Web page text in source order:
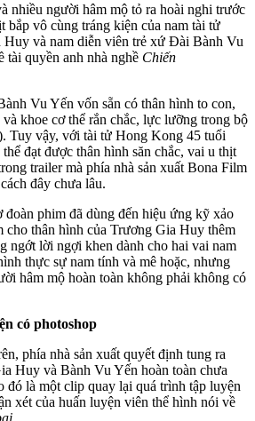
nhiều người hâm mộ tỏ ra hoài nghi trước
bắp vô cùng tráng kiện của nam tài tử
và nam diễn viên trẻ xứ Đài Bành Vu
tài quyền anh nhà nghề Chiến
Vu Yến vốn sẵn có thâ‌n hìn‌h to con,
khoe c‌ơ th‌ể rắn chắc, lực lưỡng trong bộ
Tuy vậy, với tài tử Hong Kong 45 tuổi
đạt được thâ‌n hìn‌h săn chắc, vai u thịt
trailer mà phía nhà sản xuất Bona Film
đây chưa lâu.
phim đã dùng đến hiệu ứng kỹ xảo
cho thâ‌n hìn‌h của Trương Gia Huy thêm
ngớt lời ngợi khen dành cho hai vai nam
thực sự nam tính và mê hoặc, nhưng
hâm mộ hoàn toàn không phải không có
có photoshop
phía nhà sản xuất quyết định tung ra
Huy và Bành Vu Yến hoàn toàn chưa
đó là một clip quay lại quá trình tập luyện
xét của huấn luyện viên thể hình nói về